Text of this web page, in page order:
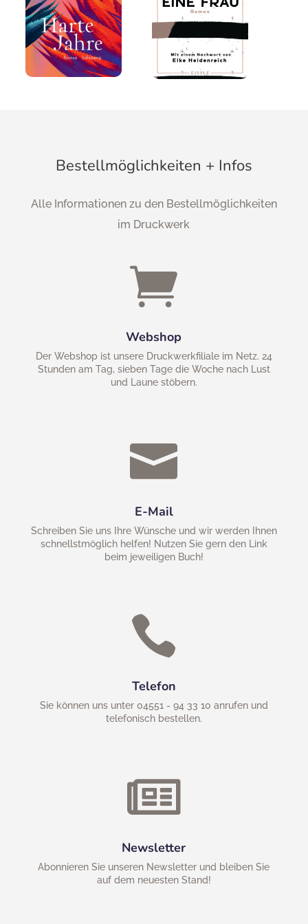
Bestellmöglichkeiten + Infos
Alle Informationen zu den Bestellmöglichkeiten
im Druckwerk

Webshop
Der Webshop ist unsere Druckwerkfiliale im Netz. 24
Stunden am Tag, sieben Tage die Woche nach Lust
und Laune stöbern.

E-Mail
Schreiben Sie uns Ihre Wünsche und wir werden Ihnen
schnellstmöglich helfen! Nutzen Sie gern den Link
beim jeweiligen Buch!

Telefon
Sie können uns unter 04551 - 94 33 10 anrufen und
telefonisch bestellen.

Newsletter
Abonnieren Sie unseren Newsletter und bleiben Sie
auf dem neuesten Stand!